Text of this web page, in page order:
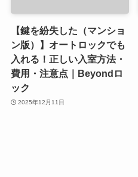
【鍵を紛失した（マンショ
ン版）】オートロックでも
入れる！正しい入室方法・
費用・注意点｜Beyondロ
ック
2025年12月11日